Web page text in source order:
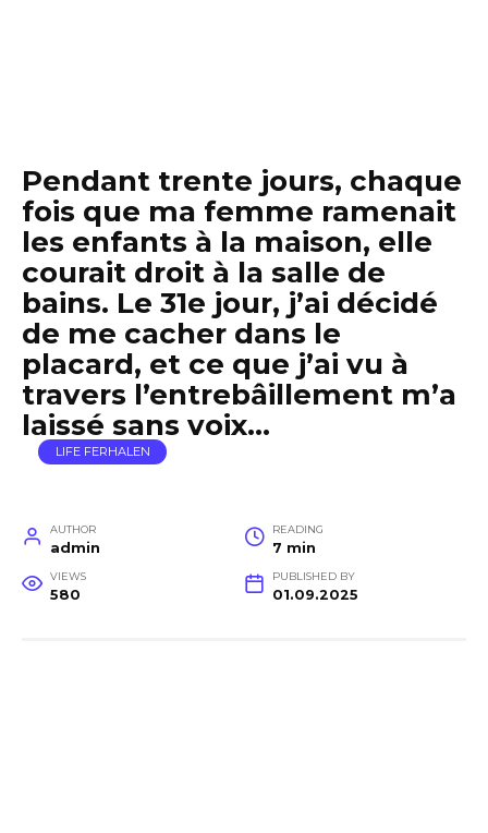
Pendant trente jours, chaque
fois que ma femme ramenait
les enfants à la maison, elle
courait droit à la salle de
bains. Le 31e jour, j’ai décidé
de me cacher dans le
placard, et ce que j’ai vu à
travers l’entrebâillement m’a
laissé sans voix…
LIFE FERHALEN
AUTHOR
admin
READING
7 min
VIEWS
580
PUBLISHED BY
01.09.2025